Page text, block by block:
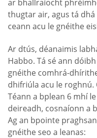
ar bhallraíocht
thugtar air, agus tá
ceann acu le gnéithe
Ar dtús, déanaimis
Habbo. Tá sé ann
gnéithe comhrá-
dhifriúla acu le roghnú.
Téann a bplean 6 mhí
deireadh, cosnaíonn a
Ag an bpointe
gnéithe seo a leanas: